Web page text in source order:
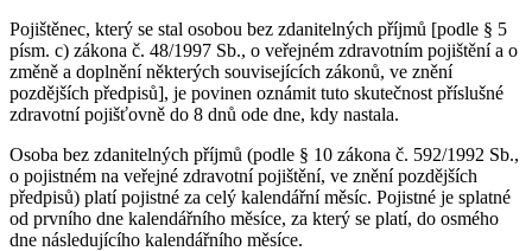
Pojištěnec, který se stal osobou bez zdanitelných příjmů [podle § 5
písm. c) zákona č. 48/1997 Sb., o veřejném zdravotním pojištění a o
změně a doplnění některých souvisejících zákonů, ve znění
pozdějších předpisů], je povinen oznámit tuto skutečnost příslušné
zdravotní pojišťovně do 8 dnů ode dne, kdy nastala.
Osoba bez zdanitelných příjmů (podle § 10 zákona č. 592/1992 Sb.,
o pojistném na veřejné zdravotní pojištění, ve znění pozdějších
předpisů) platí pojistné za celý kalendářní měsíc. Pojistné je splatné
od prvního dne kalendářního měsíce, za který se platí, do osmého
dne následujícího kalendářního měsíce.